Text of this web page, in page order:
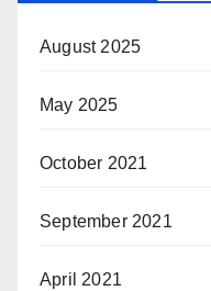
August 2025
May 2025
October 2021
September 2021
April 2021